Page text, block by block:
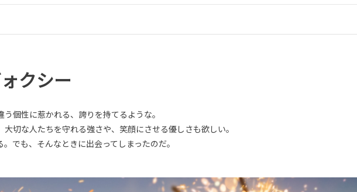
クシー
個性に惹かれる、誇りを持てるような。
切な人たちを守れる強さや、笑顔にさせる優しさも欲しい。
でも、そんなときに出会ってしまったのだ。